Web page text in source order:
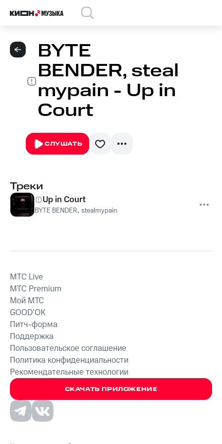
BYTE
BENDER, steal
mypain - Up in
Court
СЛУШАТЬ
Треки
Up in Court
BYTE BENDER, stealmypain
СКАЧАТЬ ПРИЛОЖЕНИЕ
MTС Live
MTС Premium
Мой МТС
GOOD’OK
Питч-форма
Поддержка
Пользовательское соглашение
Политика конфиденциальности
Рекомендательные технологии